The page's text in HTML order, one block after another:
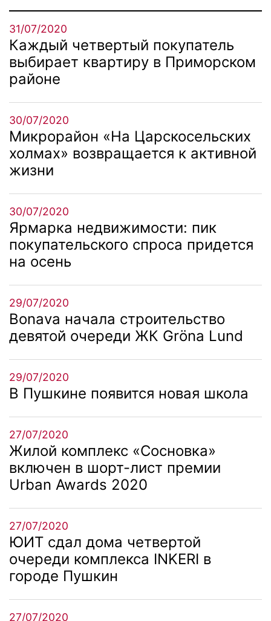
31/07/2020
Каждый четвертый покупатель
выбирает квартиру в Приморском
районе
30/07/2020
Микрорайон «На Царскосельских
холмах» возвращается к активной
жизни
30/07/2020
Ярмарка недвижимости: пик
покупательского спроса придется
на осень
29/07/2020
Bonava начала строительство
девятой очереди ЖК Gröna Lund
29/07/2020
В Пушкине появится новая школа
27/07/2020
Жилой комплекс «Сосновка»
включен в шорт-лист премии
Urban Awards 2020
27/07/2020
ЮИТ сдал дома четвертой
очереди комплекса INKERI в
городе Пушкин
27/07/2020